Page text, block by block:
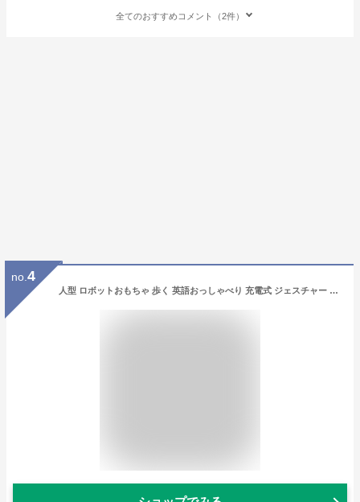
全てのおすすめコメント（2件）
no. 4
人型 ロボットおもちゃ 歩く 英語おっしゃべり 充電式 ジェスチャー 日本語説明書 歌う 音楽 自動デモ プログラミング 誕生日プレゼント 子供 おもちゃ 男の子 誕生日 プレゼント 小学生 贈り物 ロボット おもちゃ こども 知育玩具 知育おもちゃ 知育 おもちゃ 動く